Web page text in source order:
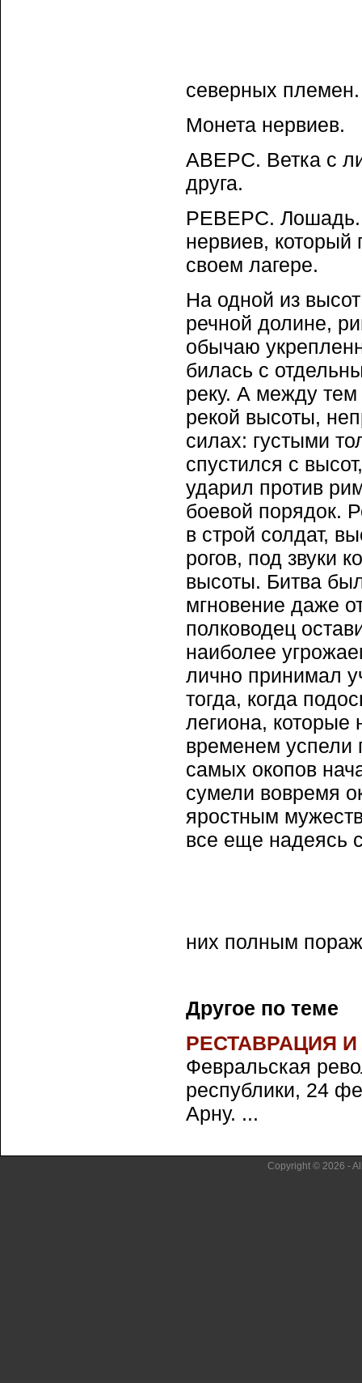
северных
Монета нервиев.
АВЕРС. Ветка с
друга.
РЕВЕРС. Лошадь.
нервиев, который
своем лагере.
На одной из
речной долине,
обычаю
билась с
реку. А между
рекой высоты,
силах: густыми
спустился с
ударил против
боевой порядок.
в строй солдат,
рогов, под звуки
высоты. Битва
мгновение даже
полководец
наиболее
лично принимал
тогда, когда
легиона, которые
временем успели
самых окопов
сумели вовремя
яростным
все еще надеясь
них полным
Другое по теме
РЕСТАВРАЦИЯ И
Февральская
республики, 24
Арну. ...
Copyright © 2026 -